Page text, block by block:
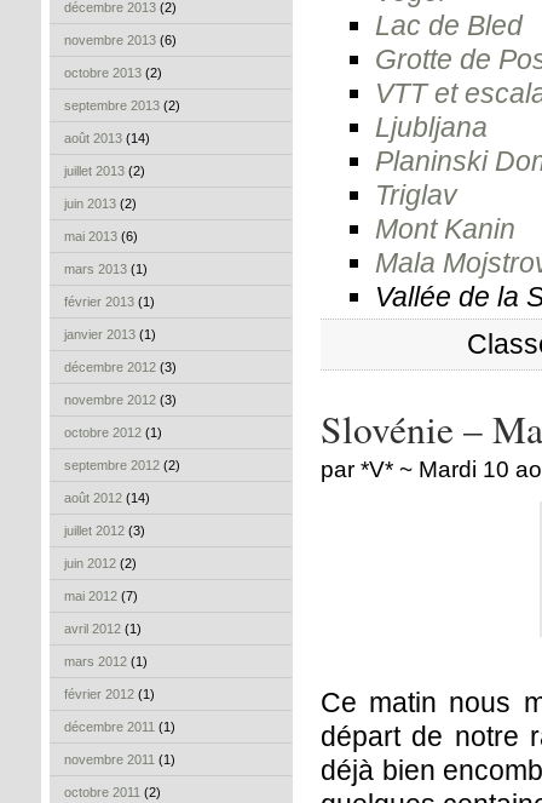
décembre 2013 (2)
novembre 2013 (6)
octobre 2013 (2)
septembre 2013 (2)
août 2013 (14)
juillet 2013 (2)
juin 2013 (2)
mai 2013 (6)
mars 2013 (1)
février 2013 (1)
janvier 2013 (1)
décembre 2012 (3)
novembre 2012 (3)
octobre 2012 (1)
septembre 2012 (2)
août 2012 (14)
juillet 2012 (3)
juin 2012 (2)
mai 2012 (7)
avril 2012 (1)
mars 2012 (1)
février 2012 (1)
décembre 2011 (1)
novembre 2011 (1)
octobre 2011 (2)
Lac de Bled
Grotte de
VTT et
Ljubljana
Planinski
Triglav
Mont Kanin
Mala
Vallée de la
Slovénie –
par *V* ~ Mardi 10
Ce matin nous
départ de notre
déjà bien